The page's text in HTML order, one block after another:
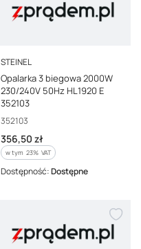
PRODUCENT
STEINEL
Opalarka 3 biegowa 2000W
230/240V 50Hz HL1920 E
352103
Kod producenta
352103
Cena brutto
356,50 zł
w tym %s VAT
w tym 23% VAT
Dostępność:Dostępne